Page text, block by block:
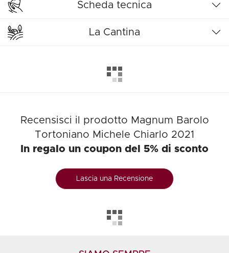
Scheda tecnica
La Cantina
Recensisci il prodotto Magnum Barolo
Tortoniano Michele Chiarlo 2021
In regalo un coupon del 5% di sconto
Lascia una Recensione